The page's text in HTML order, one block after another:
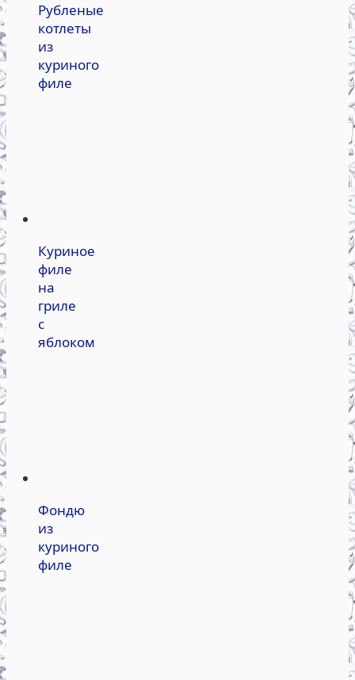
Рубленые
котлеты
из
куриного
филе
Куриное
филе
на
гриле
с
яблоком
Фондю
из
куриного
филе